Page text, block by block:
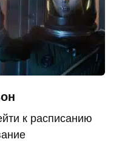
к расписанию